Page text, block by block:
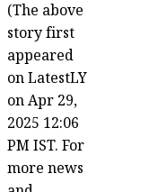
(The above
story first
appeared
on LatestLY
on Apr 29,
2025 12:06
PM IST. For
more news